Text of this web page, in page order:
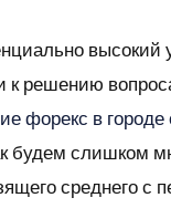
к решению
форекс в
будем слишком
среднего с